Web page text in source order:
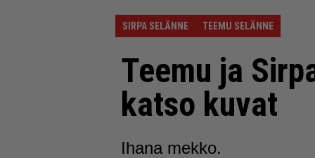
SIRPA SELÄNNE TEEMU SELÄNNE
Teemu ja
katso kuvat
Ihana mekko.